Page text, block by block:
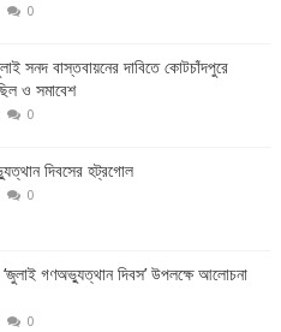
0
সনদ বাস্তবায়নের দাবিতে কোটচাঁদপুরে
ও সমাবেশ
0
দিবসের হট্রগোল
0
গণঅভ্যুত্থান দিবস’ উপলক্ষে আলোচনা
0